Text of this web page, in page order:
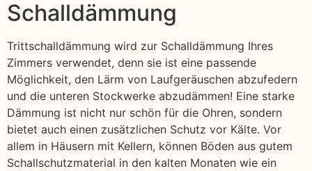
Schalldämmung
Trittschalldämmung wird zur Schalldämmung Ihres
Zimmers verwendet, denn sie ist eine passende
Möglichkeit, den Lärm von Laufgeräuschen abzufedern
und die unteren Stockwerke abzudämmen! Eine starke
Dämmung ist nicht nur schön für die Ohren, sondern
bietet auch einen zusätzlichen Schutz vor Kälte. Vor
allem in Häusern mit Kellern, können Böden aus gutem
Schallschutzmaterial in den kalten Monaten wie ein